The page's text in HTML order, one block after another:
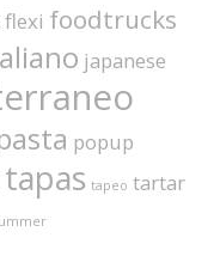
flexi foodtrucks
japanese
popup
tapas tapeo tartar